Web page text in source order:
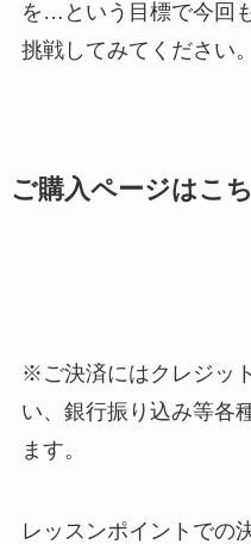
を…という目標で今回
挑戦してみてください。
ご購入ページはこ
※ご決済にはクレジッ
い、銀行振り込み等各
ます。
レッスンポイントでの